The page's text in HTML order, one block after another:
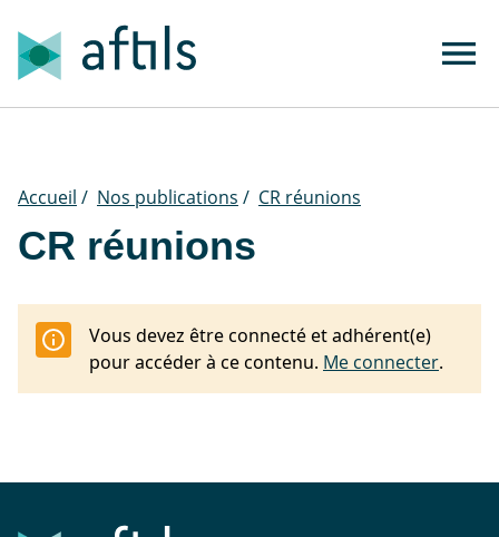
Accueil / Nos publications / CR réunions
CR réunions
Vous devez être connecté et adhérent(e)
pour accéder à ce contenu. Me connecter.